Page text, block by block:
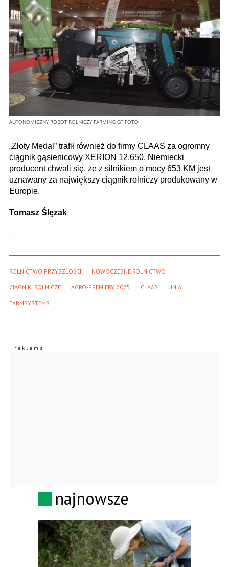
AUTONOMICZNY ROBOT ROLNICZY FARMING GT FOTO:
„Złoty Medal” trafił również do firmy CLAAS za ogromny
ciągnik gąsienicowy XERION 12.650. Niemiecki
producent chwali się, że z silnikiem o mocy 653 KM jest
uznawany za największy ciągnik rolniczy produkowany w
Europie.
Tomasz Ślęzak
ROLNICTWO PRZYSZŁOŚCI NOWOCZESNE ROLNICTWO
CIĄGNIKI ROLNICZE AGRO-PREMIERY 2025 CLAAS UNIA
FARMSYSTEMS
najnowsze